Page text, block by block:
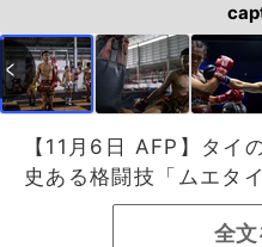
【11月6日 AFP】タイ
史ある格闘技「ムエタイ
全